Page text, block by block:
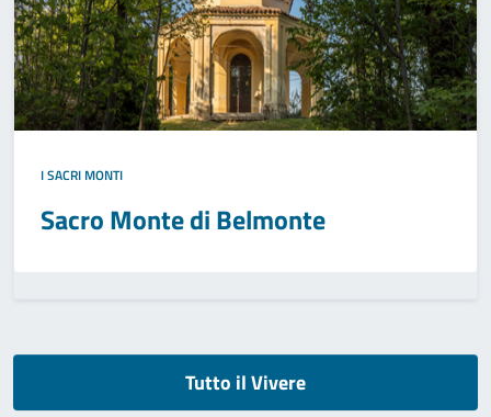
I SACRI MONTI
Sacro Monte di Belmonte
Tutto il Vivere